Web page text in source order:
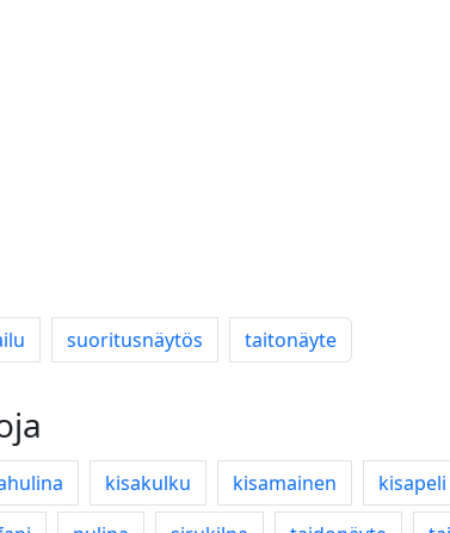
suoritusnäytös taitonäyte
kisakulku kisamainen kisapeli